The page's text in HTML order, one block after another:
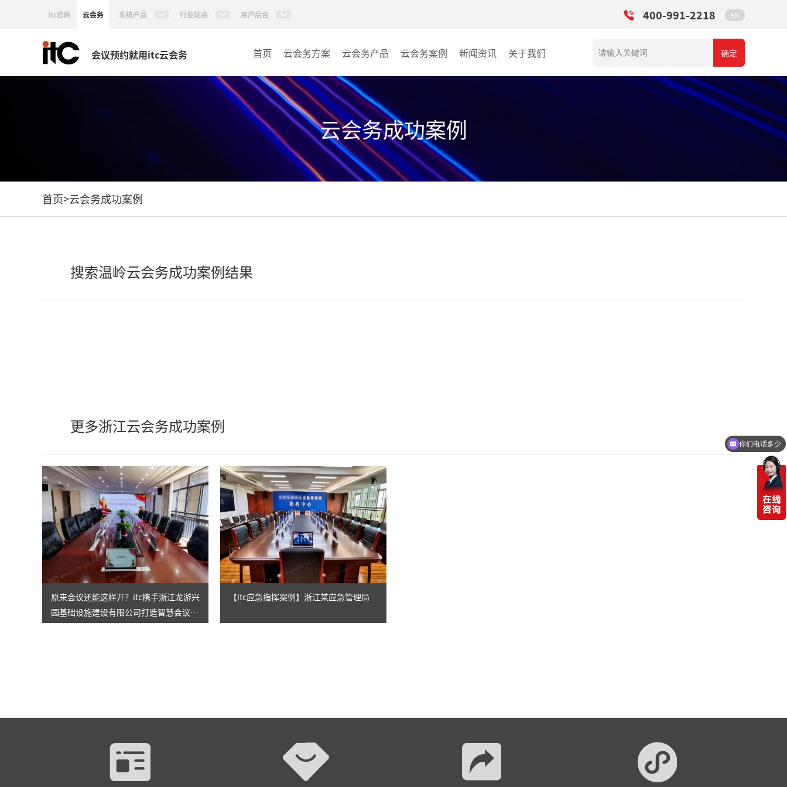
itc官网 云会务 系统产品 行业站点 用户后台 400-991-2218 EN
会议预约就用itc云会务 首页 云会务方案 云会务产品
多媒体信息发布系统
AI智慧展厅系统
AI百城视界系统
AI智慧排队叫号管理软件
云会务案例
教室
客房
其它
新闻资讯 关于我们 确定
云会务成功案例
首页>云会务成功案例
搜索温岭云会务成功案例结果
更多浙江云会务成功案例
原来会议还能这样开？itc携手浙江龙游兴
园基础设施建设有限公司打造智慧会议室
【itc应急指挥案例】浙江某应急管理局
你们电话多少
需要产品报价